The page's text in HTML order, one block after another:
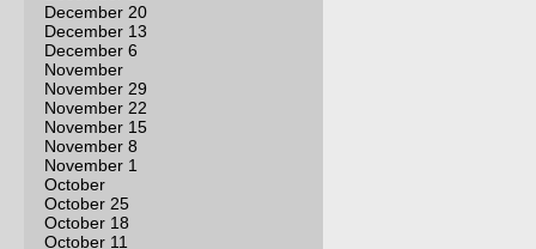
December 20
December 13
December 6
November
November 29
November 22
November 15
November 8
November 1
October
October 25
October 18
October 11